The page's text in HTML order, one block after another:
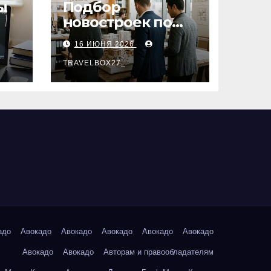
Подбор
новостроек по
заданным
параметрам:
критерии и
этапы
16 ИЮНЯ 2026
TRAVELBOX27_
Авокадо Авокадо Авокадо Авокадо Авокадо
Авокадо Авокадо Авторам и правообладателям